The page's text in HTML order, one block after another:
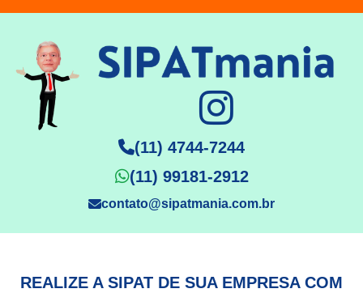
(11) 4744-7244
(11) 99181-2912
contato@sipatmania.com.br
REALIZE A SIPAT DE SUA EMPRESA COM